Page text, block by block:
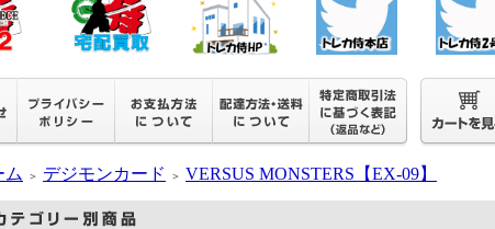
ム ＞ デジモンカード ＞ VERSUS MONSTERS【EX-09】